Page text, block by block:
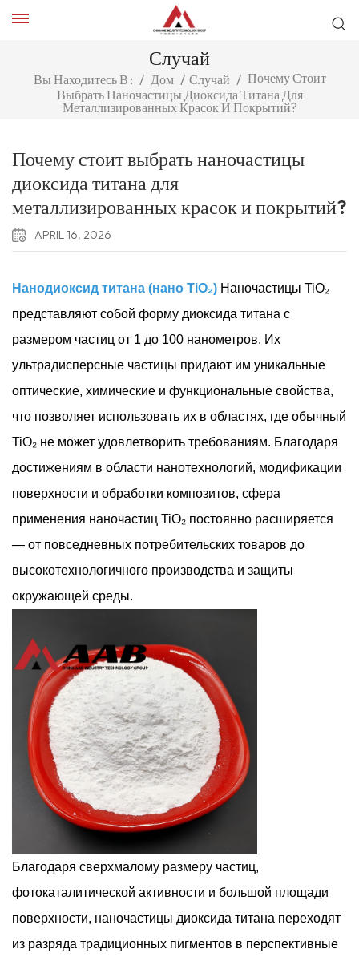
Случай
Вы Находитесь В : / Дом / Случай / Почему Стоит
Выбрать Наночастицы Диоксида Титана Для
Металлизированных Красок И Покрытий?
Почему стоит выбрать наночастицы
диоксида титана для
металлизированных красок и покрытий?
APRIL 16, 2026
Нанодиоксид титана (нано TiO₂) Наночастицы TiO₂
представляют собой форму диоксида титана с
размером частиц от 1 до 100 нанометров. Их
ультрадисперсные частицы придают им уникальные
оптические, химические и функциональные свойства,
что позволяет использовать их в областях, где обычный
TiO₂ не может удовлетворить требованиям. Благодаря
достижениям в области нанотехнологий, модификации
поверхности и обработки композитов, сфера
применения наночастиц TiO₂ постоянно расширяется
— от повседневных потребительских товаров до
высокотехнологичного производства и защиты
окружающей среды.
Благодаря сверхмалому размеру частиц,
фотокаталитической активности и большой площади
поверхности, наночастицы диоксида титана переходят
из разряда традиционных пигментов в перспективные